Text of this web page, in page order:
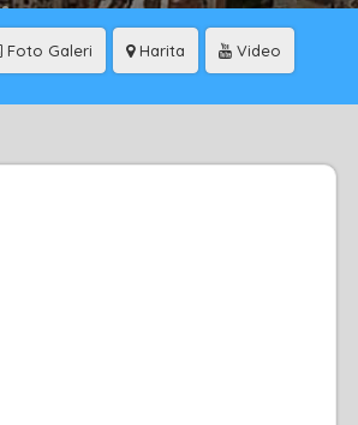
Foto Galeri Harita Video